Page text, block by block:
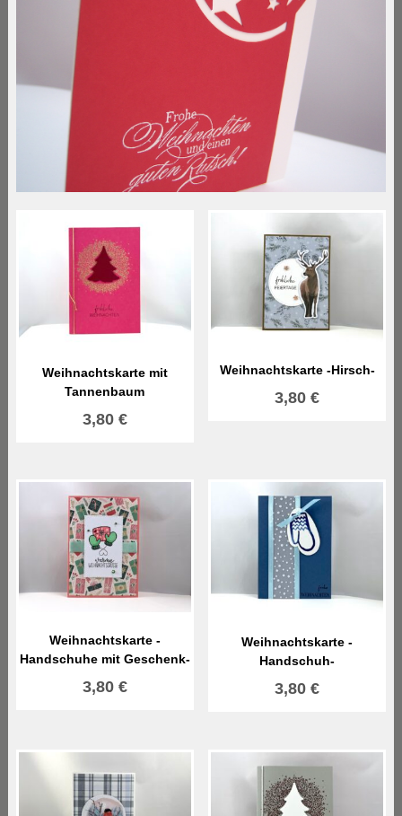
Weihnachtskarte mit
Tannenbaum
3,80 €
Weihnachtskarte -Hirsch-
3,80€
Weihnachtskarte -
Handschuhe mit Geschenk-
3,80 €
Weihnachtskarte -
Handschuh-
3,80€